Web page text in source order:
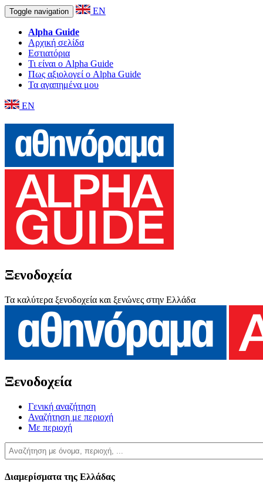
Toggle navigation EN
Alpha Guide
Αρχική σελίδα
Εστιατόρια
Τι είναι ο Alpha Guide
Πως αξιολογεί ο Alpha Guide
Τα αγαπημένα μου
EN
Ξενοδοχεία
Τα καλύτερα ξενοδοχεία και ξενώνες στην Ελλάδα
Ξενοδοχεία
Γενική αναζήτηση
Αναζήτηση με περιοχή
Με περιοχή
Διαμερίσματα της Ελλάδας